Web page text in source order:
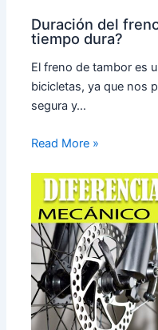
Duración del
tiempo dura?
El freno de tambor es
bicicletas, ya que nos
segura y…
Read More »